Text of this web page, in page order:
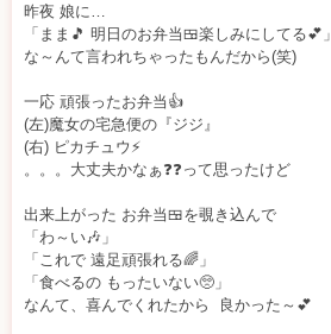
昨夜 娘に…
「まま🎵 明日のお弁当🍱楽しみにしてる💕」
な～んて言われちゃったもんだから(笑)
一応 頑張ったお弁当👍
(左)魔女の宅急便の『ジジ』
(右) ピカチュウ⚡️
。。。大丈夫かなぁ❓❓って思ったけど
出来上がった お弁当🍱を覗き込んで
「わ～い🎶」
「これで 遠足頑張れる🌈」
「食べるの もったいない🥺」
なんて、喜んでくれたから 良かった～💕